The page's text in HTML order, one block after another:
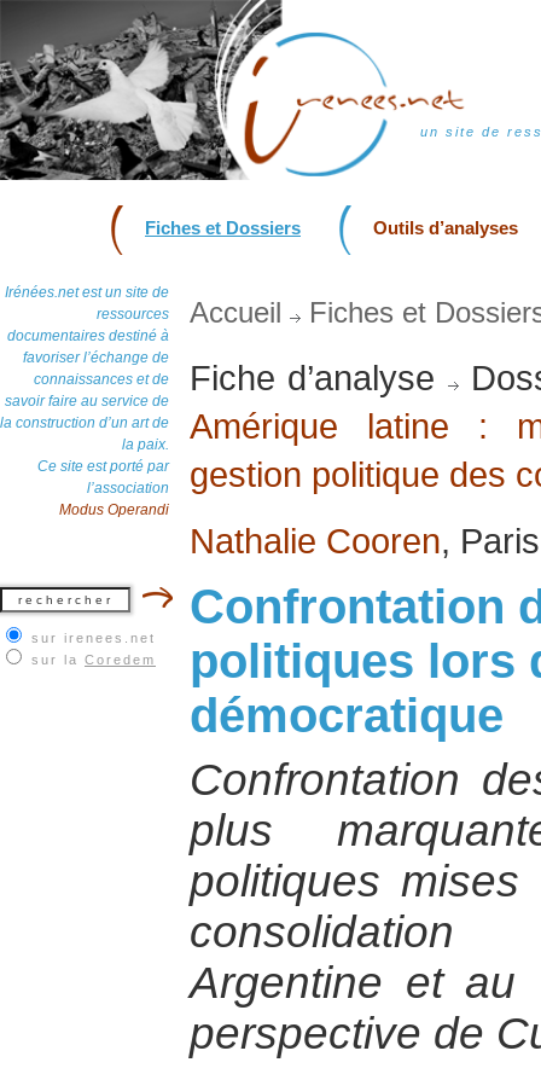
un site de
Fiches et Dossiers Outils d’analyses
Irénées.net est un site de
ressources
documentaires destiné à
favoriser l’échange de
connaissances et de
savoir faire au service de
la construction d’un art de
la paix.
Ce site est porté par
l’association
Modus Operandi
sur irenees.net
sur la Coredem
Accueil Fiches et
Fiche d’analyse
Amérique latine :
gestion politique des
Nathalie Cooren,
Confrontation
politiques lors
démocratique
Confrontation
plus
politiques
Argentine et au
perspective de